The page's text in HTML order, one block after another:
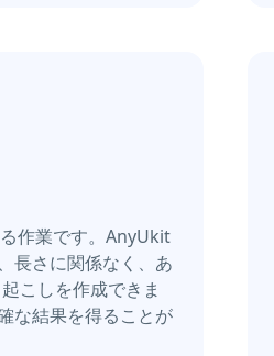
作業です。AnyUkit
長さに関係なく、あ
こしを作成できま
な結果を得ることが